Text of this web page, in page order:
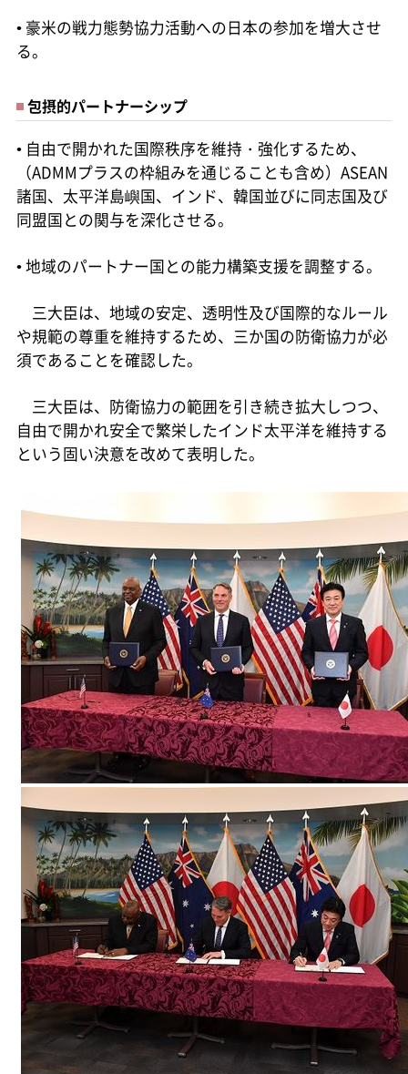
• 豪米の戦力態勢協力活動への日本の参加を増大させ
る。
包摂的パートナーシップ
• 自由で開かれた国際秩序を維持・強化するため、
（ADMMプラスの枠組みを通じることも含め）ASEAN
諸国、太平洋島嶼国、インド、韓国並びに同志国及び
同盟国との関与を深化させる。
• 地域のパートナー国との能力構築支援を調整する。
三大臣は、地域の安定、透明性及び国際的なルール
や規範の尊重を維持するため、三か国の防衛協力が必
須であることを確認した。
三大臣は、防衛協力の範囲を引き続き拡大しつつ、
自由で開かれ安全で繁栄したインド太平洋を維持する
という固い決意を改めて表明した。